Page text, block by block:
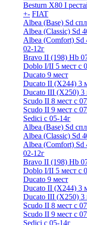
Besturn X80 I
+- FIAT
Albea (Base) Sd
Albea (Classic) Sd
Albea (Comfort) Sd
02-12г
Bravo II (198) Hb
Doblo I/II 5 мест с
Ducato 9 мест
Ducato II (Х244) 3
Ducato III (Х250) 3
Scudo II 8 мест с
Scudo II 9 мест с
Sedici c 05-14г
Albea (Base) Sd
Albea (Classic) Sd
Albea (Comfort) Sd
02-12г
Bravo II (198) Hb
Doblo I/II 5 мест с
Ducato 9 мест
Ducato II (Х244) 3
Ducato III (Х250) 3
Scudo II 8 мест с
Scudo II 9 мест с
Sedici c 05-14г